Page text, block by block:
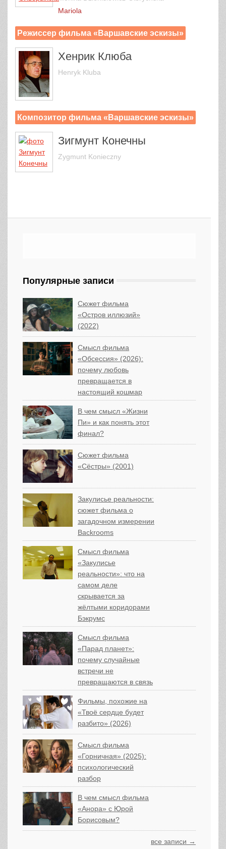
Mariola
Режиссер фильма «Варшавские эскизы»
Хенрик Клюба
Henryk Kluba
Композитор фильма «Варшавские эскизы»
Зигмунт Конечны
Zygmunt Konieczny
Популярные записи
Сюжет фильма
«Остров иллюзий»
(2022)
Смысл фильма
«Обсессия» (2026):
почему любовь
превращается в
настоящий кошмар
В чем смысл «Жизни
Пи» и как понять этот
финал?
Сюжет фильма
«Сёстры» (2001)
Закулисье реальности:
сюжет фильма о
загадочном измерении
Backrooms
Смысл фильма
«Закулисье
реальности»: что на
самом деле
скрывается за
жёлтыми коридорами
Бэкрумс
Смысл фильма
«Парад планет»:
почему случайные
встречи не
превращаются в связь
Фильмы, похожие на
«Твоё сердце будет
разбито» (2026)
Смысл фильма
«Горничная» (2025):
психологический
разбор
В чем смысл фильма
«Анора» с Юрой
Борисовым?
все записи →